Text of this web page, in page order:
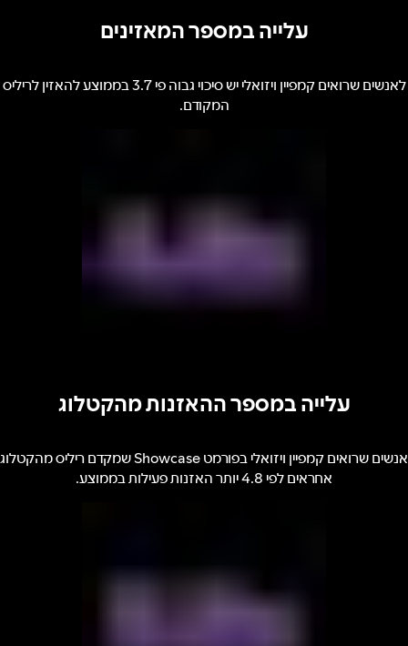
עלייה במספר המאזינים
לאנשים שרואים קמפיין ויזואלי יש סיכוי גבוה פי 3.7 בממוצע להאזין לריליס
המקודם.
עלייה במספר ההאזנות מהקטלוג
אנשים שרואים קמפיין ויזואלי בפורמט Showcase שמקדם ריליס מהקטלוג
אחראים לפי 4.8 יותר האזנות פעילות בממוצע.